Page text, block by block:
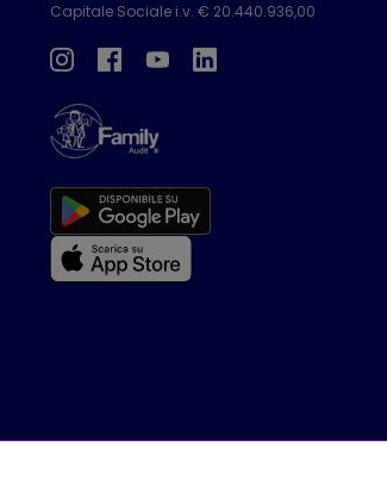
Capitale Sociale i.v. € 20.440.936,00